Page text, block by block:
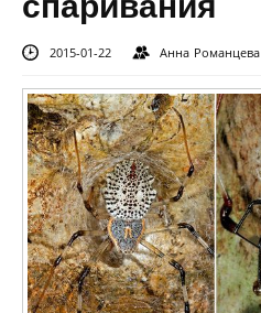
2015-01-22 Анна Романцева